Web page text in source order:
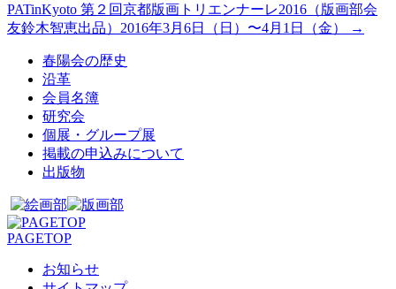
PATinKyoto 第２回京都版画トリエンナーレ2016（版画部会
友鈴木智恵出品）2016年3月6日（日）〜4月1日（金）
→
春陽会の歴史
沿革
会員名簿
研究会
個展・グループ展
掲載の申込みについて
出版物
PAGETOP
お知らせ